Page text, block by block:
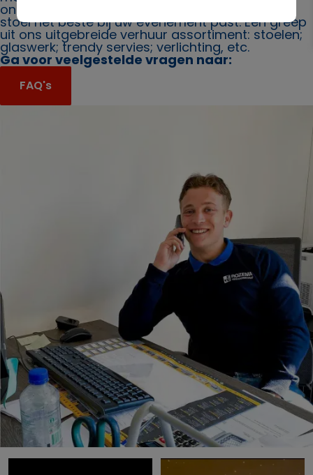
ons. Ook bieden wij u graag advies over welke
stoel het beste bij uw evenement past. Een greep
uit ons uitgebreide verhuur assortiment: stoelen;
glaswerk; trendy servies; verlichting, etc.
Ga voor veelgestelde vragen naar:
FAQ's